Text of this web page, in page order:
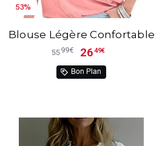
53%
Blouse Légère Confortable
5599€ 2649€
Bon Plan